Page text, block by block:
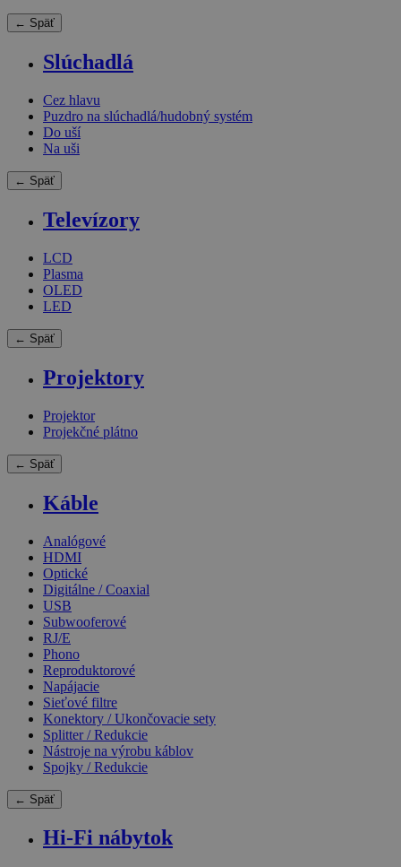
← Späť
Slúchadlá
Cez hlavu
Puzdro na slúchadlá/hudobný systém
Do uší
Na uši
← Späť
Televízory
LCD
Plasma
OLED
LED
← Späť
Projektory
Projektor
Projekčné plátno
← Späť
Káble
Analógové
HDMI
Optické
Digitálne / Coaxial
USB
Subwooferové
RJ/E
Phono
Reproduktorové
Napájacie
Sieťové filtre
Konektory / Ukončovacie sety
Splitter / Redukcie
Nástroje na výrobu káblov
Spojky / Redukcie
← Späť
Hi-Fi nábytok